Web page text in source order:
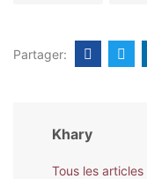
Partager:
Khary
Tous les